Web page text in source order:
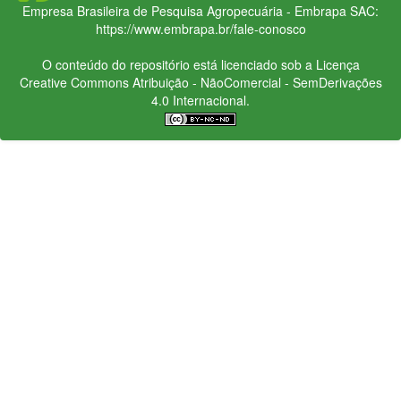
Empresa Brasileira de Pesquisa Agropecuária - Embrapa SAC:
https://www.embrapa.br/fale-conosco
O conteúdo do repositório está licenciado sob a Licença
Creative CommonsAtribuição - NãoComercial - SemDerivações
4.0 Internacional.